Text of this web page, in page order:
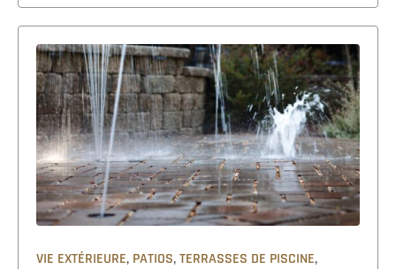
VIE EXTÉRIEURE, PATIOS,TERRASSES DE PISCINE,